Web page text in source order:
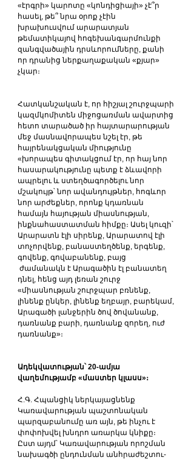
«էրգրի» կարոտը «կոնդիցիայի» չէ՞ր
հասել, թե՞ նրա օրոք չէին
խրախուսվում արարատյան
թեմատիկայով հոգեխանգարմունքի
զանգվածային դրսևորումները, քանի
որ դրանից ներքաղաքական «քյար»
չկար։
Հատկանշական է, որ հիշյալ շուրջպարի
կազմկոմիտեն միջոցառման ավարտից
հետո տարածած իր հայտարարության
մեջ մասնավորապես նշել էր, թե
հայրենակցական միությունը
«խորապես գիտակցում էր, որ հայ նոր
հասարակությունը պետք է ձևավորի
ապրելու և ստեղծագործելու նոր
մշակույթ՝ նոր ավանդույթներ, հոգևոր
նոր արժեքներ, որոնք կդառնան
համայն հայության միասնության,
ինքնահաստատման հիմքը։ Ասել կուզի՝
Արարատն էլի սիրենք, Արարատով էլի
տոչորվենք, բանաստեղծենք, երգենք,
գովենք, գովաբանենք, բայց
ժամանակն է Արագածին էլ բանատեղ
դնել, հենց այդ լեռան շուրջ
«միասնության շուրջպար բռնենք,
լինենք ընկեր, լինենք եղբայր, բարեկամ,
Արագածի լանջերին ծով ծովանանք,
դառնանք բարի, դառնանք զորեղ, ուժ
դառնանք»։
Ադեկվատության՝ 20-ամյա
վաղեմությամբ «մաստեր կլասս»։
Հ.Գ. Հպանցիկ ներկայացնենք
Կառավարության պաշտոնական
պարզաբանումը առ այն, թե ինչու է
փոփոխվել խնդրո առարկա կնիքը։
Ըստ այդմ՝ Կառա­վա­րու­­թյան որոշման
նա­խագծի ընդունման անհրաժեշտու­